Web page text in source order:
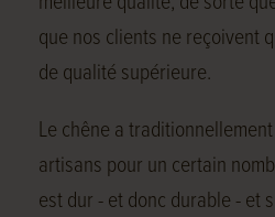
que nos clients ne reçoivent
de qualité supérieure.
Le chêne a
artisans pour un certain
est dur - et donc durable - et